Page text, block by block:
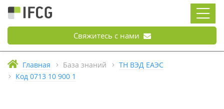
Свяжитесь с нами
Главная База знаний
ТН ВЭД ЕАЭС
Код 0713 10 900 1